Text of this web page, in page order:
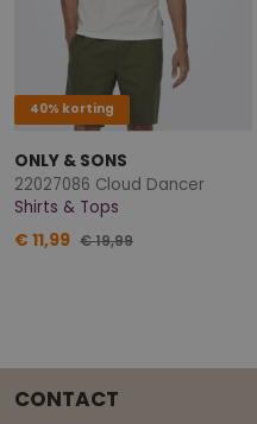
40% korting
ONLY & SONS
22027086 Cloud Dancer
Shirts & Tops
€ 11,99 € 19,99
CONTACT